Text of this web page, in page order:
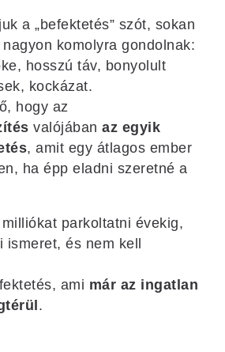
a „befektetés” szót, sokan
komolyra gondolnak:
hosszú táv, bonyolult
kockázat.
hogy az
valójában az egyik
, amit egy átlagos ember
ha épp eladni szeretné a
parkoltatni évekig,
és nem kell
ami már az ingatlan
.